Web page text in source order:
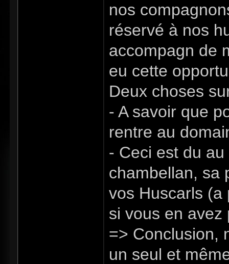
nos
réservé à nos
accompagn de
eu cette
Deux choses
- A savoir que
rentre au
- Ceci est du
chambellan, sa
vos Huscarls (a
si vous en avez
=> Conclusion,
un seul et